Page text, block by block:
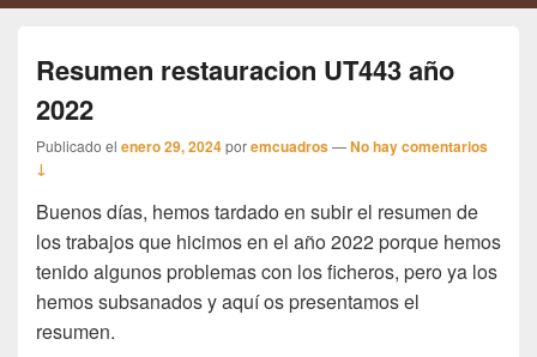
Resumen restauracion UT443 año
2022
Publicado el enero 29, 2024poremcuadros—No hay comentarios
↓
Buenos días, hemos tardado en subir el resumen de
los trabajos que hicimos en el año 2022 porque hemos
tenido algunos problemas con los ficheros, pero ya los
hemos subsanados y aquí os presentamos el
resumen.